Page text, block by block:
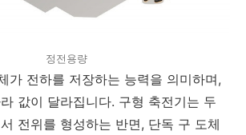
정전용량
가 전하를 저장하는 능력을 의미하며,
값이 달라집니다. 구형 축전기는 두
전위를 형성하는 반면, 단독 구 도체